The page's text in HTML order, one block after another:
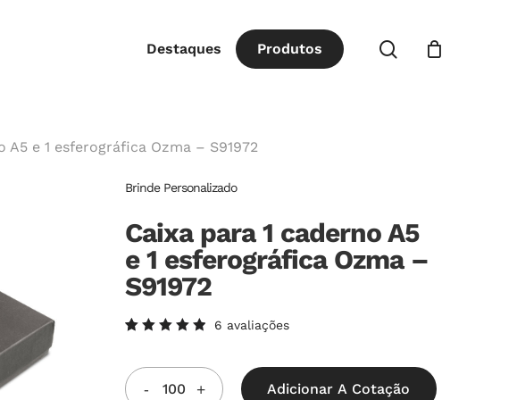
Destaques Produtos procurar
A5 e 1 esferográfica Ozma – S91972
Brinde Personalizado
Caixa para 1 caderno A5
e 1 esferográfica Ozma –
S91972
5.00de
5, com
baseado
6 avaliações
Adicionar A Cotação